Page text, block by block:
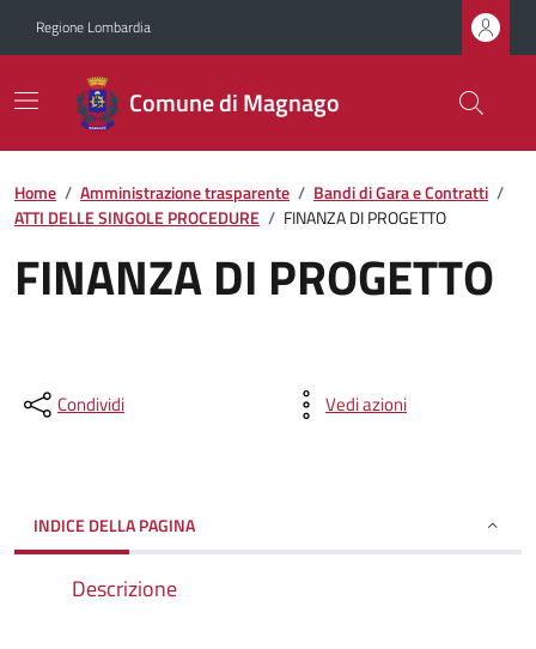
Regione Lombardia
Comune di Magnago
Home / Amministrazione trasparente / Bandi di Gara e Contratti /
ATTI DELLE SINGOLE PROCEDURE / FINANZA DI PROGETTO
FINANZA DI PROGETTO
Condividi Vedi azioni
INDICE DELLA PAGINA
Descrizione